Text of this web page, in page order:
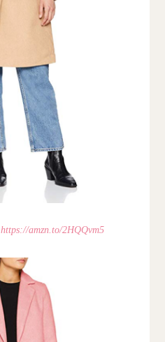
https://amzn.to/2HQQvm5